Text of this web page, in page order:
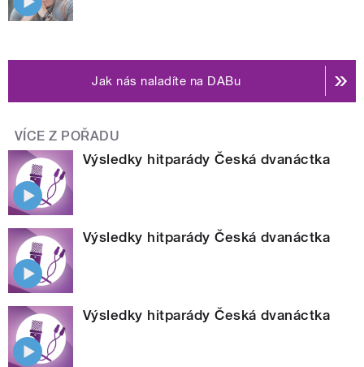
Jak nás naladíte na DABu
VÍCE Z POŘADU
Výsledky hitparády Česká dvanáctka
Výsledky hitparády Česká dvanáctka
Výsledky hitparády Česká dvanáctka